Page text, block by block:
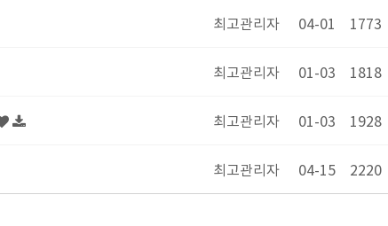
최고관리자 04-01 1773
최고관리자 01-03 1818
최고관리자 01-03 1928
최고관리자 04-15 2220